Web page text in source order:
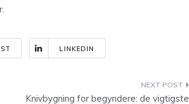
LINKEDIN
Knivbygning for begyndere: de vigtigste